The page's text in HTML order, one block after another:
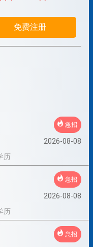
免费注册
急招
2026-08-08
历
急招
2026-08-08
历
急招